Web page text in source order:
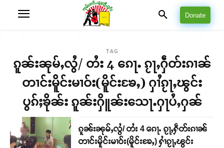
Donate
TAG
ၵူၼ်းၼုမ်ႇလွႆ/ တႆး 4 ၵေႃႉ ၵႂႃႇႁဵတ်းၵၢၼ်
တၢင်းမိူင်းမၢဝ်း(မိူင်းၶႄႇ) ႁၢႆၵႂႃႇၽွင်း
ပွၵ်ႈၶိုၼ်း ၵူၼ်းႁိူၼ်းသေႃႉႁႃပႆႇႁၼ်
ၵူၼ်းၼုမ်ႇလွႆ/ တႆး 4 ၵေႃႉ ၵႂႃႇႁဵတ်းၵၢၼ်
တၢင်းမိူင်းမၢဝ်း(မိူင်းၶႄႇ) ႁၢႆၵႂႃႇၽွင်း